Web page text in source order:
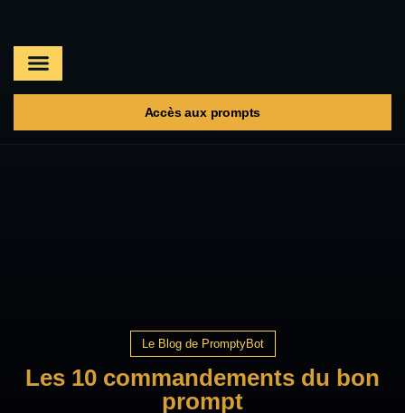
Accès aux prompts
Le Blog de PromptyBot
Les 10 commandements du bon
prompt